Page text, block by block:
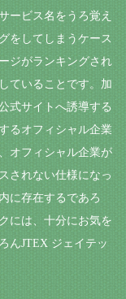
ービス名をうろ覚え
をしてしまうケース
ジがランキングされ
ていることです。加
式サイトへ誘導する
るオフィシャル企業
オフィシャル企業が
されない仕様になっ
に存在するであろ
には、十分にお気を
んJTEX ジェイテッ